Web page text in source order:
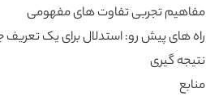
مفاهیم تجربی تفاوت های مفهومی
راه های پیش رو: استدلال برای یک تعریف
نتیجه گیری
منابع